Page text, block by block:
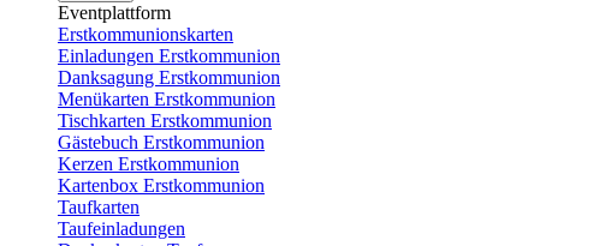
Eventplattform
Erstkommunionskarten
Einladungen Erstkommunion
Danksagung Erstkommunion
Menükarten Erstkommunion
Tischkarten Erstkommunion
Gästebuch Erstkommunion
Kerzen Erstkommunion
Kartenbox Erstkommunion
Taufkarten
Taufeinladungen